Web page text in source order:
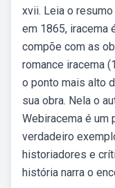
xvii. Leia o
em 1865, iracema
compõe com as
romance iracema
o ponto mais alto
sua obra. Nela o
Webiracema é um
verdadeiro
historiadores e
história narra o